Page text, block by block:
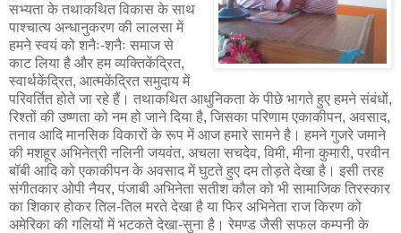
सभ्यता के तथाकथित विकास के साथ
पाश्चात्य अन्धानुकरण की लालसा में
हमने स्वयं को शनैः-शनैः समाज से
काट लिया है और हम व्यक्तिकेंद्रित,
स्वार्थकेंद्रित, आत्मकेंद्रित समुदाय में
परिवर्तित होते जा रहे हैं। तथाकथित आधुनिकता के पीछे भागते हुए हमने संबंधों,
रिश्तों की उष्णता को नम हो जाने दिया है, जिसका परिणाम एकाकीपन, अवसाद,
तनाव आदि मानसिक विकारों के रूप में आज हमारे सामने है। हमने गुजरे जमाने
की मशहूर अभिनेत्री नलिनी जयवंत, अचला सचदेव, विमी, मीना कुमारी, परवीन
बॉबी आदि को एकाकीपन के अवसाद में घुटते हुए दम तोड़ते देखा है। इसी तरह
संगीतकार ओपी नैयर, पंजाबी अभिनेता सतीश कौल को भी सामाजिक तिरस्कार
का शिकार होकर तिल-तिल मरते देखा है या फिर अभिनेता राज किरण को
अमेरिका की गलियों में भटकते देखा-सुना है। रेमण्ड जैसी सफल कम्पनी के